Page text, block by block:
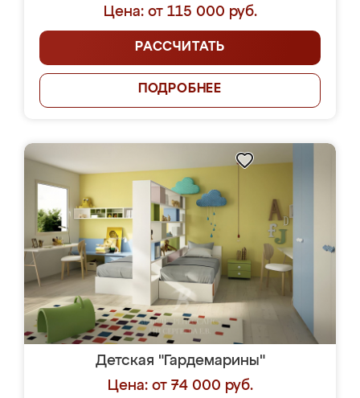
Цена: от 115 000 руб.
РАССЧИТАТЬ
ПОДРОБНЕЕ
Детская "Гардемарины"
Цена: от 74 000 руб.